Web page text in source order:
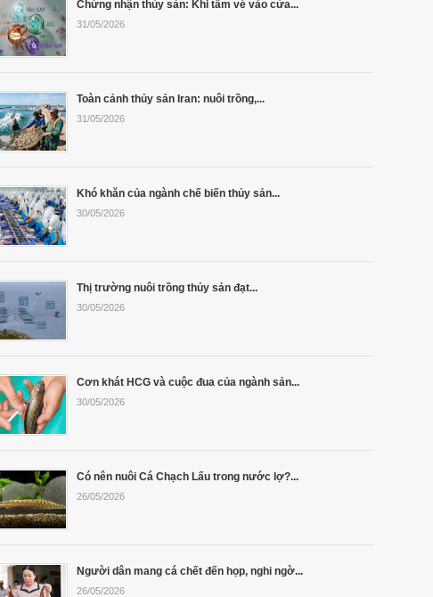
Chứng nhận thủy sản: Khi tấm vé vào cửa...
31/05/2026
Toàn cảnh thủy sản Iran: nuôi trồng,...
31/05/2026
Khó khăn của ngành chế biến thủy sản...
30/05/2026
Thị trường nuôi trồng thủy sản đạt...
30/05/2026
Cơn khát HCG và cuộc đua của ngành sản...
30/05/2026
Có nên nuôi Cá Chạch Lấu trong nước lợ?...
26/05/2026
Người dân mang cá chết đến họp, nghi ngờ...
26/05/2026